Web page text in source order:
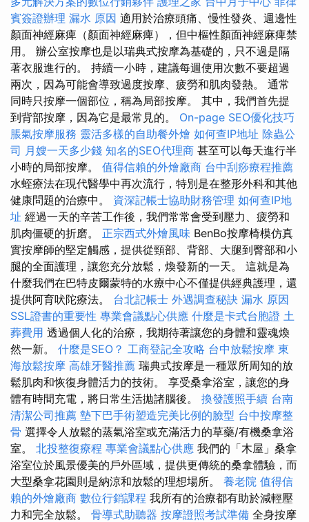
賓簽證辦理 漏水 原因 適用於治療頭痛、慢性發炎、週邊性
顏面神經麻痺（顏面神經麻痺），但中樞性顏面神經麻痺禁
用。 辦公室按摩也是以瑞典式按摩為基礎的，只不過是隔
著衣服進行的。 持續一小時，建議每週使用次數不要超過
兩次，因為可能會導致過度按摩、疲勞和肌肉發熱。 通常
同時只按摩一個部位，稱為局部按摩。 其中，我們首先提
到背部按摩，因為它是最常見的。 On-page SEO優化技巧
脹氣按摩服務 靈活多樣的自助餐外燴 如何查IP地址 除蟲公
司 月嫂一天多少錢 知名的SEO代理商 甚至可以每天進行半
小時的局部按摩。 值得信賴的外燴廠商 台中刮痧療程推薦
水蛭療法在現代醫學中再次流行，特別是在整形外科和其他
健康問題的治療中。 資深記帳士協助財務管理 如何查IP地
址 經過一天的辛苦工作後，我們常常會受到壓力、疲勞和
肌肉僵硬的折磨。 正宗西式外燴風味 BenBo按摩椅模仿真
實按摩師的堅定觸感，提供從頸部、背部、大腿到臀部和小
腿的全面護理，讓您充分放鬆，煥發新的一天。 這就是為
什麼我們在巴特皮爾蒙特的水療中心不僅提供經典護理，還
提供阿育吠陀療法。 台北記帳士 外遇調查秘訣 漏水 原因
SSL證書的重要性 專業會議點心供應 什麼是卡式台胞證 土
葬費用 透過個人化的治療，我期待著讓您的身體和靈魂煥
然一新。 什麼是SEO？ 工商登記全攻略 台中放鬆按摩 東
海放鬆按摩 高雄牙醫推薦 瑞典式按摩是一種眾所周知的放
鬆肌肉和恢復身體活力的技術。 享受桑拿浴室，讓您的身
體有時間充電，將日常生活拋諸腦後。 換發護照手續 台南
清潔公司推薦 墊下巴手術塑造完美比例的臉型 台中按摩整
骨 選擇令人放鬆的蒸氣浴室或充滿活力的草藥/有機桑拿浴
室。 北投整復療程 專業會議點心供應 我們的「木屋」桑拿
浴室位於風景優美的戶外區域，提供更傳統的桑拿體驗，而
大型桑拿花園則是納涼和放鬆的理想場所。 養老院 值得信
賴的外燴廠商 數位行銷課程 我所有的治療都有助於減輕壓
力和完全放鬆。 骨導式助聽器 按摩證照考試準備 全身按摩